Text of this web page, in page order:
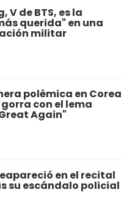
V de BTS, es la
querida" en una
militar
polémica en Corea
con el lema
Again"
en el recital
su escándalo policial